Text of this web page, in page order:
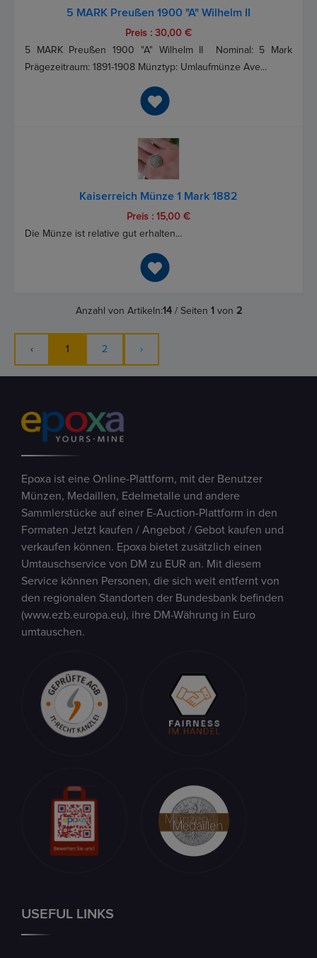
5 MARK Preußen 1900 "A" Wilhelm II
Preis : 30,00 €
5 MARK Preußen 1900 "A" Wilhelm II Nominal: 5 Mark
Prägezeitraum: 1891-1908 Münztyp: Umlaufmünze Ave...
Kaiserreich Münze 1 Mark 1882
Preis : 15,00 €
Die Münze ist relative gut erhalten...
Anzahl von Artikeln:14/ Seiten 1 von 2
‹ 1 2 ›
Epoxa ist eine Online-Plattform, mit der Benutzer
Münzen, Medaillen, Edelmetalle und andere
Sammlerstücke auf einer E-Auction-Plattform in den
Formaten Jetzt kaufen / Angebot / Gebot kaufen und
verkaufen können. Epoxa bietet zusätzlich einen
Umtauschservice von DM zu EUR an. Mit diesem
Service können Personen, die sich weit entfernt von
den regionalen Standorten der Bundesbank befinden
(www.ezb.europa.eu), ihre DM-Währung in Euro
umtauschen.
USEFUL LINKS